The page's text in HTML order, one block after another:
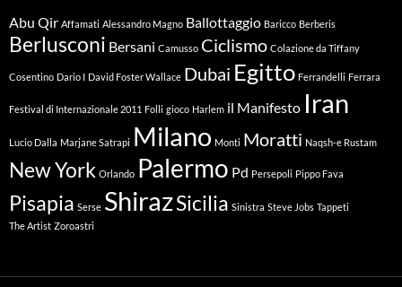
Abu Qir Affamati Alessandro Magno Ballottaggio Baricco Berberis
Berlusconi Bersani Camusso Ciclismo Colazione da Tiffany
Cosentino Dario I David Foster Wallace Dubai Egitto Ferrandelli Ferrara
Festival di Internazionale 2011 Folli gioco Harlem il Manifesto Iran
Lucio Dalla Marjane Satrapi Milano Monti Moratti Naqsh-e Rustam
New York Orlando Palermo Pd Persepoli Pippo Fava
Pisapia Serse ShirazSicilia Sinistra Steve Jobs Tappeti
The Artist Zoroastri